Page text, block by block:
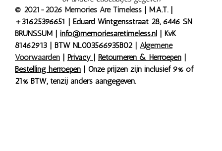
© 2021-2026 Memories Are Timeless | M.A.T. |
+31625396651 | Eduard Wintgensstraat 28, 6446 SN
BRUNSSUM | info@memoriesaretimeless.nl | KvK
81462913 | BTW NL003566935B02 | Algemene
Voorwaarden | Privacy | Retourneren & Herroepen |
Bestelling herroepen | Onze prijzen zijn inclusief 9% of
21% BTW, tenzij anders aangegeven.